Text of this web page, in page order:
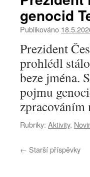
genocid
Publikováno
Prezident
prohlédl
beze jména.
pojmu
Rubriky: Aktivity,
← Starší příspěvky